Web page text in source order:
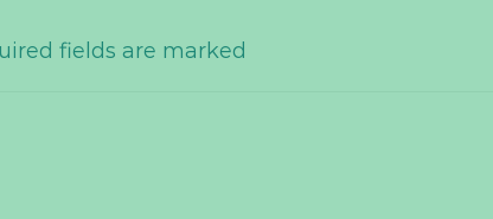
fields are marked